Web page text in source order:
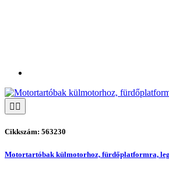
Cikkszám: 563230
Motortartóbak külmotorhoz, fürdőplatformra,